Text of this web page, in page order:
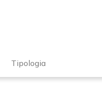
Tipologia